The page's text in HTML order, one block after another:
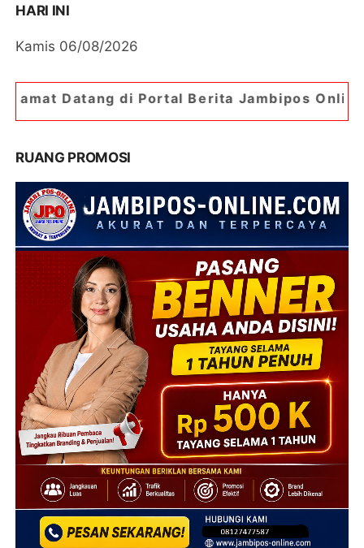
HARI INI
Kamis 06/08/2026
Portal Berita Jambipos Online. Portal Berita
RUANG PROMOSI